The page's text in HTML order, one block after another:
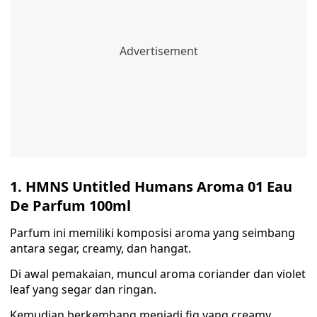
1. HMNS Untitled Humans Aroma 01 Eau
De Parfum 100ml
Parfum ini memiliki komposisi aroma yang seimbang
antara segar, creamy, dan hangat.
Di awal pemakaian, muncul aroma coriander dan violet
leaf yang segar dan ringan.